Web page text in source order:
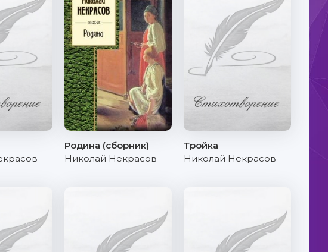
Родина (сборник)
Николай Некрасов
Тройка
Николай Некрасов